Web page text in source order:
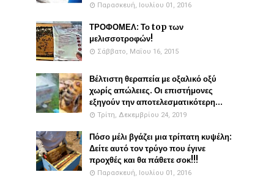
Παρασκευή, Ιουλίου 01, 2016
ΤΡΟΦΟΜΕΛ: Το top των
μελισσοτροφών!
Σάββατο, Μαΐου 16, 2015
Βέλτιστη θεραπεία με οξαλικό οξύ
χωρίς απώλειες. Οι επιστήμονες
εξηγούν την αποτελεσματικότερη...
Τρίτη, Δεκεμβρίου 24, 2019
Πόσο μέλι βγάζει μια τρίπατη κυψέλη:
Δείτε αυτό τον τρύγο που έγινε
προχθές και θα πάθετε σοκ!!!
Παρασκευή, Ιουλίου 01, 2016